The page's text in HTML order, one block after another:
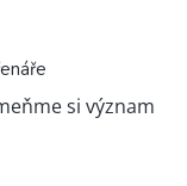
si význam